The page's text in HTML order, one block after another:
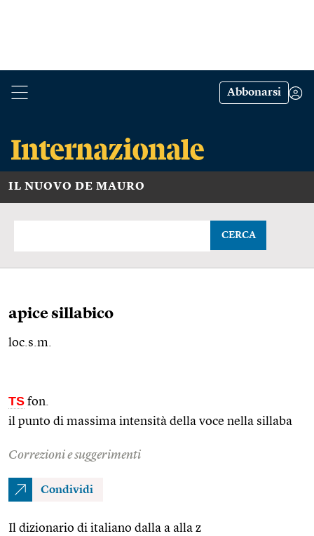
Abbonarsi
IL NUOVO DE MAURO
CERCA
apice sillabico
loc.s.m.
TS fon.
il punto di massima intensità della voce nella sillaba
Correzioni e suggerimenti
Condividi
Il dizionario di italiano dalla a alla z